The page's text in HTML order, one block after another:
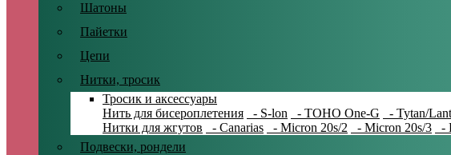
Шатоны
Пайетки
Цепи
Нитки, тросик
Тросик и аксессуары
Нить для бисероплетения
- S-lon - TOHO One-G - Tytan/
Нитки для жгутов
- Canarias - Micron 20s/2 - Micron 20s/3 -
Подвески, рондели